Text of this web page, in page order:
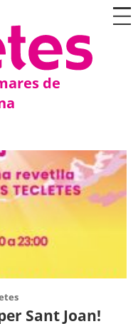
de
Sant Joan!